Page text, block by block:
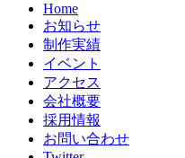
Home
お知らせ
制作実績
イベント
アクセス
会社概要
採用情報
お問い合わせ